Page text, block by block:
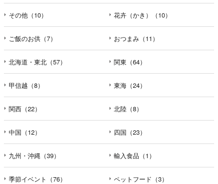
その他（10） 花卉（かき）（10）
ご飯のお供（7） おつまみ（11）
北海道・東北（57） 関東（64）
甲信越（8） 東海（24）
関西（22） 北陸（8）
中国（12） 四国（23）
九州・沖縄（39） 輸入食品（1）
季節イベント（76） ペットフード（3）